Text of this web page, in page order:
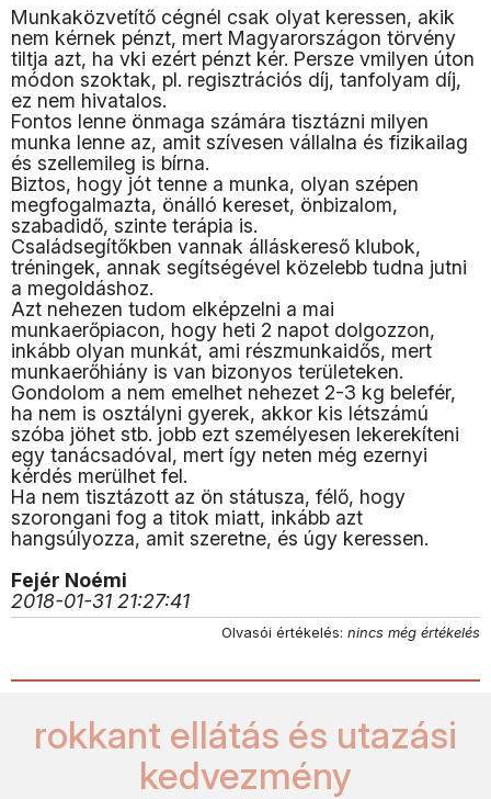
Munkaközvetítő cégnél csak olyat keressen, akik
nem kérnek pénzt, mert Magyarországon törvény
tiltja azt, ha vki ezért pénzt kér. Persze vmilyen úton
módon szoktak, pl. regisztrációs díj, tanfolyam díj,
ez nem hivatalos.
Fontos lenne önmaga számára tisztázni milyen
munka lenne az, amit szívesen vállalna és fizikailag
és szellemileg is bírna.
Biztos, hogy jót tenne a munka, olyan szépen
megfogalmazta, önálló kereset, önbizalom,
szabadidő, szinte terápia is.
Családsegítőkben vannak álláskereső klubok,
tréningek, annak segítségével közelebb tudna jutni
a megoldáshoz.
Azt nehezen tudom elképzelni a mai
munkaerőpiacon, hogy heti 2 napot dolgozzon,
inkább olyan munkát, ami részmunkaidős, mert
munkaerőhiány is van bizonyos területeken.
Gondolom a nem emelhet nehezet 2-3 kg belefér,
ha nem is osztályni gyerek, akkor kis létszámú
szóba jöhet stb. jobb ezt személyesen lekerekíteni
egy tanácsadóval, mert így neten még ezernyi
kérdés merülhet fel.
Ha nem tisztázott az ön státusza, félő, hogy
szorongani fog a titok miatt, inkább azt
hangsúlyozza, amit szeretne, és úgy keressen.
Fejér Noémi
2018-01-31 21:27:41
Olvasói értékelés: nincs még értékelés
rokkant ellátás és utazási
kedvezmény